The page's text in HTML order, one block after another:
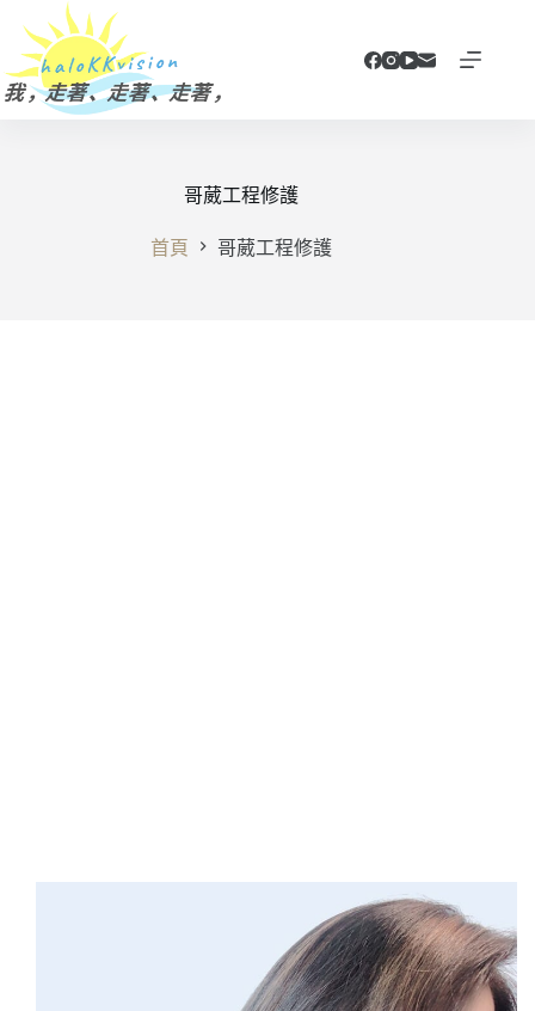
主
要
哥葳工程修護
首頁 哥葳工程修護